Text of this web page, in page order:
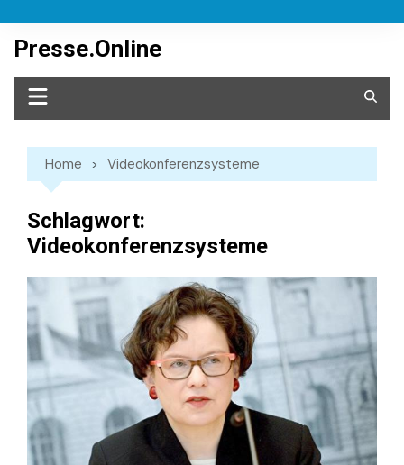
content
Presse.Online
Home Videokonferenzsysteme
Schlagwort:
Videokonferenzsysteme